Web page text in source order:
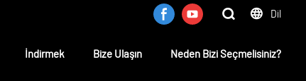
Dil
İndirmek Bize Ulaşın Neden Bizi Seçmelisiniz?